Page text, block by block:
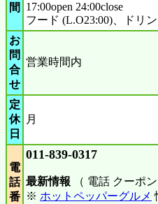
間
17:00open 24:00close
フード (L.O23:00)、ドリ
お
問
合
せ
営業時間内
定
休
日
月
電
話
番
011-839-0317
最新情報 （ 電話 クーポ
※ ホットペッパーグルメ